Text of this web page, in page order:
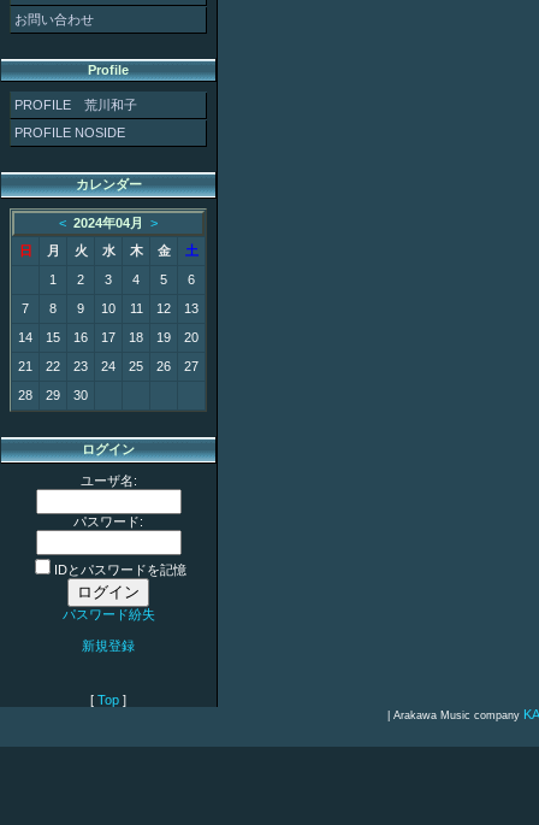
お問い合わせ
Profile
PROFILE 荒川和子
PROFILE NOSIDE
カレンダー
< 2024年04月 >
日
月 火 水 木 金
土
1
2 3 4 5
6
7
8 9 10 11 12
13
14
15 16 17 18 19
20
21
22 23 24 25 26
27
28
29 30
ログイン
ユーザ名:
パスワード:
IDとパスワードを記憶
パスワード紛失
新規登録
[ Top ]
| Arakawa Music company